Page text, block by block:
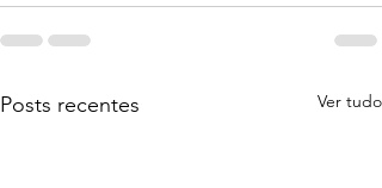
Posts recentes Ver tudo